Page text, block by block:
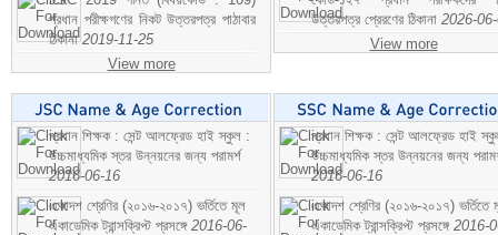
প্রধান পরীক্ষগণের নিকট উত্তরপত্র পাঠাবার
ঠিকানা2019-11-25
View more
উত্তরপত্র প্রেরণের ঠিকানা 2026-
View more
প্রধান শিক্ষক : সেন্ট আলফ্রেড হাই স্কুল :
উচ্চমাধ্যমিক স্তর উন্নয়নের জন্য পরামর্শ
2016-06-16
একাদশ শ্রেণির (২০১৬-২০১৭) ভর্তিতে মূল
একাডেমিক ট্রান্সক্রিপ্ট প্রসঙ্গে 2016-06-
প্রধান শিক্ষক : সেন্ট আলফ্রেড হাই
উচ্চমাধ্যমিক স্তর উন্নয়নের জন্য
2016-06-16
একাদশ শ্রেণির (২০১৬-২০১৭) ভর্তিতে
একাডেমিক ট্রান্সক্রিপ্ট প্রসঙ্গে 2016-